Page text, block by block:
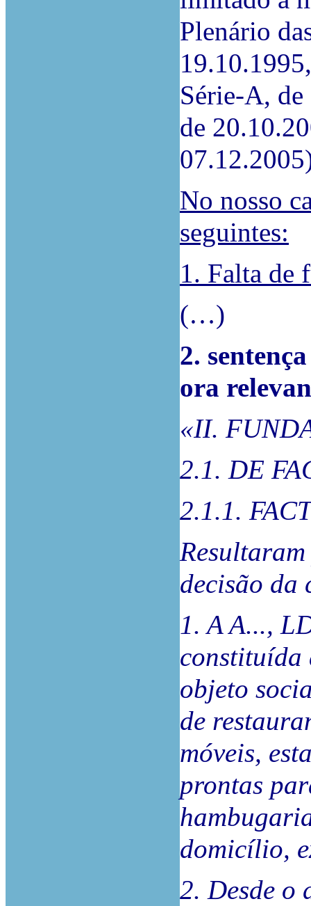
Plenário
Série-A,
de
No nosso
seguintes:
1. Falta de
(…)
2.
ora
«II.
2.1. DE
2.1.1.
decisão da
1. A A...,
constituída
objeto
de
móveis,
prontas
domicílio,
2. Desde o